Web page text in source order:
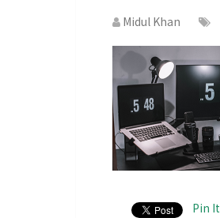
Midul Khan
Pin It